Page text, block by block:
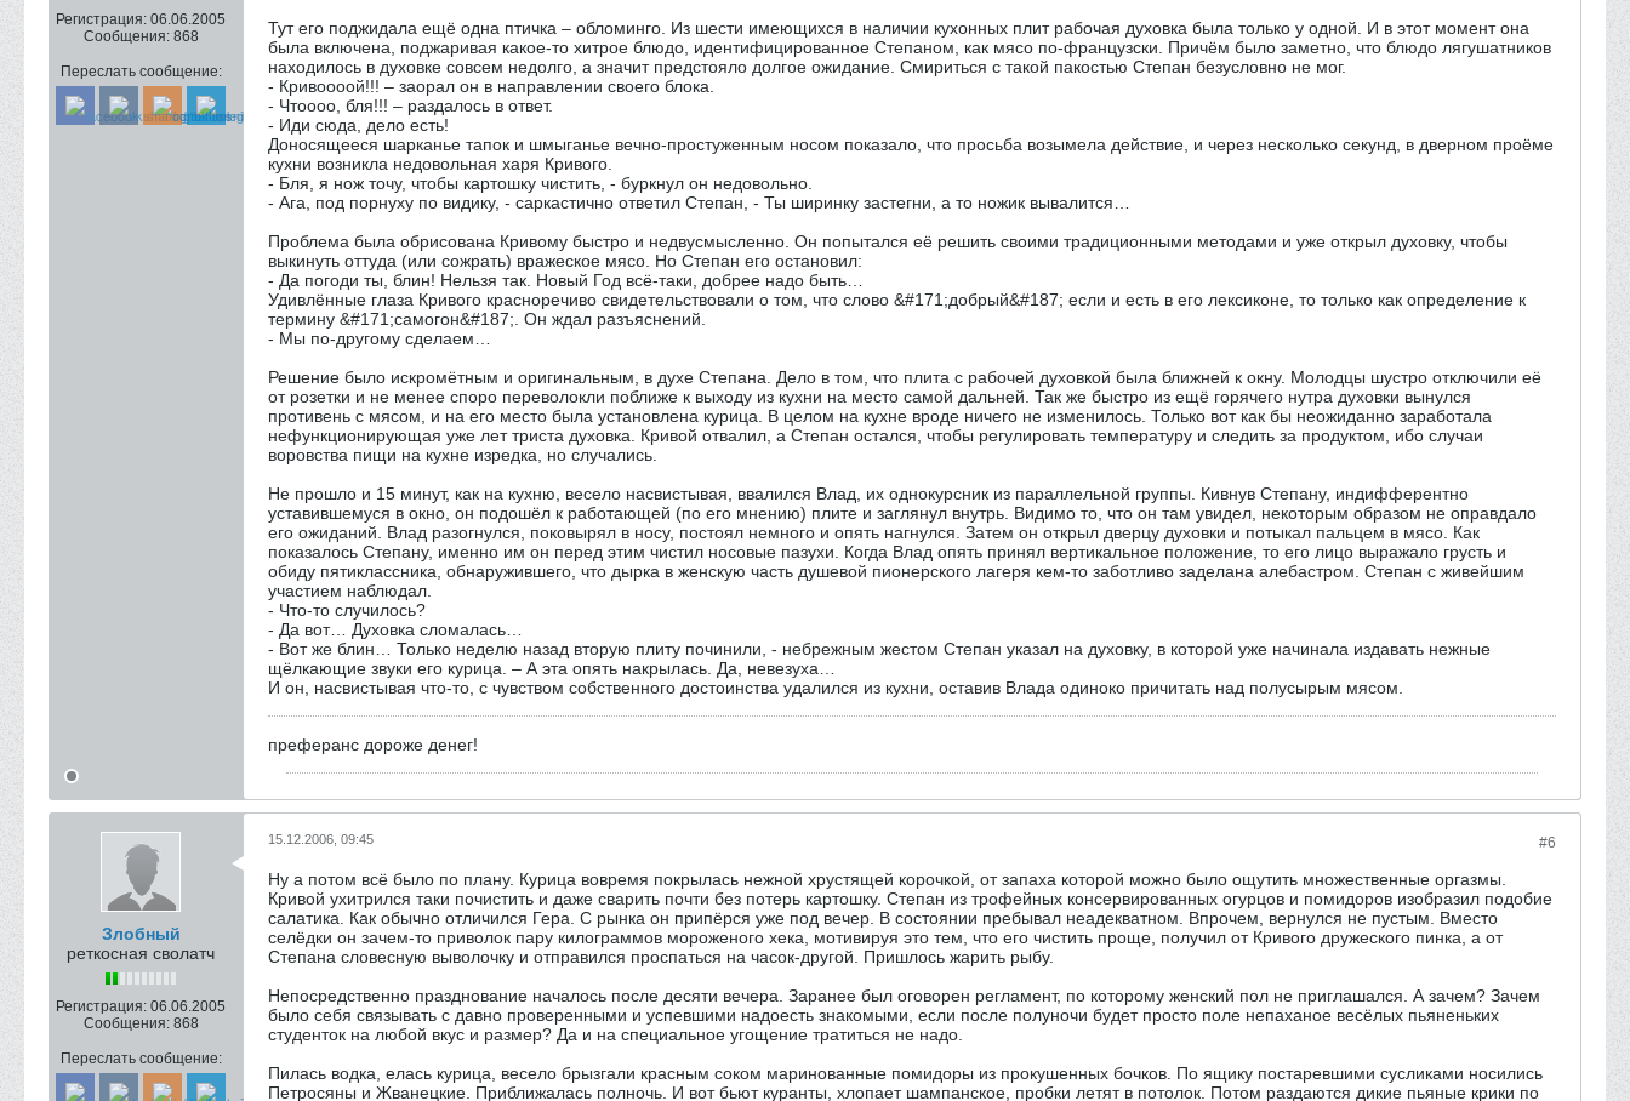
Регистрация: 06.06.2005
Сообщения: 868
Переслать сообщение:
Тут его поджидала ещё одна птичка – обломинго. Из шести имеющихся в наличии кухонных плит рабочая духовка была только у одной. И в этот момент она
была включена, поджаривая какое-то хитрое блюдо, идентифицированное Степаном, как мясо по-французски. Причём было заметно, что блюдо лягушатников
находилось в духовке совсем недолго, а значит предстояло долгое ожидание. Смириться с такой пакостью Степан безусловно не мог.
- Кривоооой!!! – заорал он в направлении своего блока.
- Чтоооо, бля!!! – раздалось в ответ.
- Иди сюда, дело есть!
Доносящееся шарканье тапок и шмыганье вечно-простуженным носом показало, что просьба возымела действие, и через несколько секунд, в дверном проёме
кухни возникла недовольная харя Кривого.
- Бля, я нож точу, чтобы картошку чистить, - буркнул он недовольно.
- Ага, под порнуху по видику, - саркастично ответил Степан, - Ты ширинку застегни, а то ножик вывалится…
Проблема была обрисована Кривому быстро и недвусмысленно. Он попытался её решить своими традиционными методами и уже открыл духовку, чтобы
выкинуть оттуда (или сожрать) вражеское мясо. Но Степан его остановил:
- Да погоди ты, блин! Нельзя так. Новый Год всё-таки, добрее надо быть…
Удивлённые глаза Кривого красноречиво свидетельствовали о том, что слово &#171;добрый&#187; если и есть в его лексиконе, то только как определение к
термину &#171;самогон&#187;. Он ждал разъяснений.
- Мы по-другому сделаем…
Решение было искромётным и оригинальным, в духе Степана. Дело в том, что плита с рабочей духовкой была ближней к окну. Молодцы шустро отключили её
от розетки и не менее споро переволокли поближе к выходу из кухни на место самой дальней. Так же быстро из ещё горячего нутра духовки вынулся
противень с мясом, и на его место была установлена курица. В целом на кухне вроде ничего не изменилось. Только вот как бы неожиданно заработала
нефункционирующая уже лет триста духовка. Кривой отвалил, а Степан остался, чтобы регулировать температуру и следить за продуктом, ибо случаи
воровства пищи на кухне изредка, но случались.
Не прошло и 15 минут, как на кухню, весело насвистывая, ввалился Влад, их однокурсник из параллельной группы. Кивнув Степану, индифферентно
уставившемуся в окно, он подошёл к работающей (по его мнению) плите и заглянул внутрь. Видимо то, что он там увидел, некоторым образом не оправдало
его ожиданий. Влад разогнулся, поковырял в носу, постоял немного и опять нагнулся. Затем он открыл дверцу духовки и потыкал пальцем в мясо. Как
показалось Степану, именно им он перед этим чистил носовые пазухи. Когда Влад опять принял вертикальное положение, то его лицо выражало грусть и
обиду пятиклассника, обнаружившего, что дырка в женскую часть душевой пионерского лагеря кем-то заботливо заделана алебастром. Степан с живейшим
участием наблюдал.
- Что-то случилось?
- Да вот… Духовка сломалась…
- Вот же блин… Только неделю назад вторую плиту починили, - небрежным жестом Степан указал на духовку, в которой уже начинала издавать нежные
щёлкающие звуки его курица. – А эта опять накрылась. Да, невезуха…
И он, насвистывая что-то, с чувством собственного достоинства удалился из кухни, оставив Влада одиноко причитать над полусырым мясом.
преферанс дороже денег!
Злобный
реткосная сволатч
Регистрация: 06.06.2005
Сообщения: 868
Переслать сообщение:
#6
15.12.2006, 09:45
Ну а потом всё было по плану. Курица вовремя покрылась нежной хрустящей корочкой, от запаха которой можно было ощутить множественные оргазмы.
Кривой ухитрился таки почистить и даже сварить почти без потерь картошку. Степан из трофейных консервированных огурцов и помидоров изобразил подобие
салатика. Как обычно отличился Гера. С рынка он припёрся уже под вечер. В состоянии пребывал неадекватном. Впрочем, вернулся не пустым. Вместо
селёдки он зачем-то приволок пару килограммов мороженого хека, мотивируя это тем, что его чистить проще, получил от Кривого дружеского пинка, а от
Степана словесную выволочку и отправился проспаться на часок-другой. Пришлось жарить рыбу.
Непосредственно празднование началось после десяти вечера. Заранее был оговорен регламент, по которому женский пол не приглашался. А зачем? Зачем
было себя связывать с давно проверенными и успевшими надоесть знакомыми, если после полуночи будет просто поле непаханое весёлых пьяненьких
студенток на любой вкус и размер? Да и на специальное угощение тратиться не надо.
Пилась водка, елась курица, весело брызгали красным соком маринованные помидоры из прокушенных бочков. По ящику постаревшими сусликами носились
Петросяны и Жванецкие. Приближалась полночь. И вот бьют куранты, хлопает шампанское, пробки летят в потолок. Потом раздаются дикие пьяные крики по